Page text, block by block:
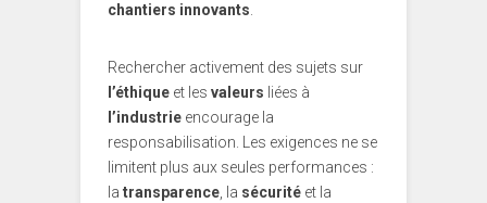
chantiers innovants
Rechercher activement des sujets sur
l’éthique et les valeurs liées à
l’industrie encourage la
responsabilisation. Les exigences ne se
limitent plus aux seules performances :
la transparence , la sécurité et la